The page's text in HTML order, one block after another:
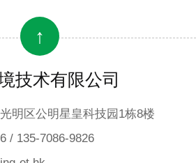
↑
技术有限公司
明区公明星皇科技园1栋8楼
/ 135-7086-9826